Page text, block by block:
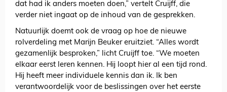
dat had ik anders moeten doen,” vertelt Cruijff, die
verder niet ingaat op de inhoud van de gesprekken.
Natuurlijk doemt ook de vraag op hoe de nieuwe
rolverdeling met Marijn Beuker eruitziet. “Alles wordt
gezamenlijk besproken,” licht Cruijff toe. “We moeten
elkaar eerst leren kennen. Hij loopt hier al een tijd rond.
Hij heeft meer individuele kennis dan ik. Ik ben
verantwoordelijk voor de beslissingen over het eerste